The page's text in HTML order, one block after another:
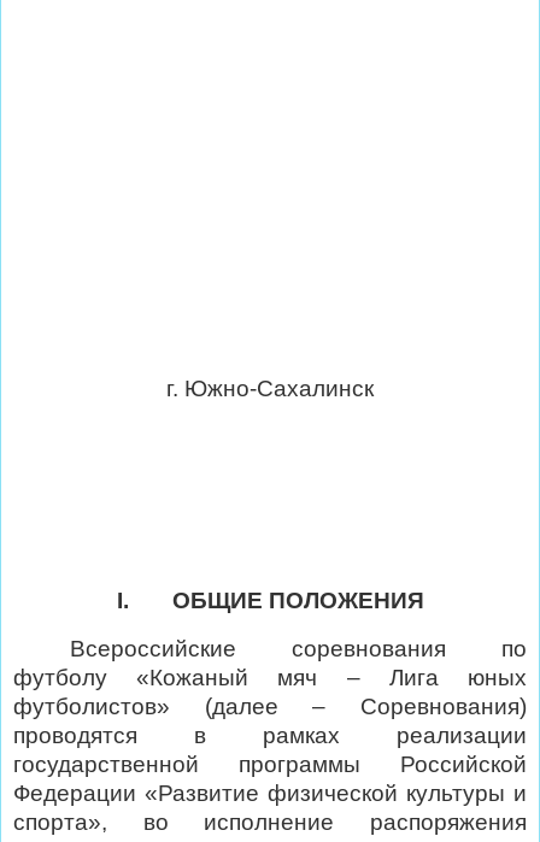
г. Южно-Сахалинск
I.
ОБЩИЕ ПОЛОЖЕНИЯ
Всероссийские соревнования по
футболу «Кожаный мяч – Лига юных
футболистов» (далее – Соревнования)
проводятся в рамках реализации
государственной программы Российской
Федерации «Развитие физической культуры и
спорта», во исполнение распоряжения